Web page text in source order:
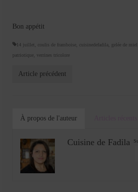
Bon appétit
14 juillet coulis de framboise cuisinedefadila gelée de
patriotique
verrines tricolore
Article précédent
À propos de l'auteur
Cuisine de Fadila